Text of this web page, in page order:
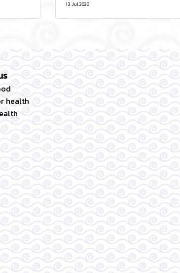
13 Jul 2020
health